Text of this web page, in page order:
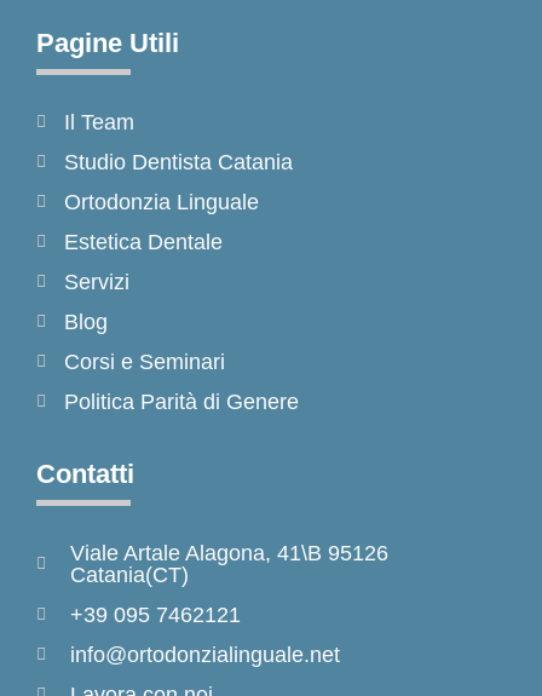
Pagine Utili
Il Team
Studio Dentista Catania
Ortodonzia Linguale
Estetica Dentale
Servizi
Blog
Corsi e Seminari
Politica Parità di Genere
Contatti
Viale Artale Alagona, 41\B 95126
Catania(CT)
+39 095 7462121
info@ortodonzialinguale.net